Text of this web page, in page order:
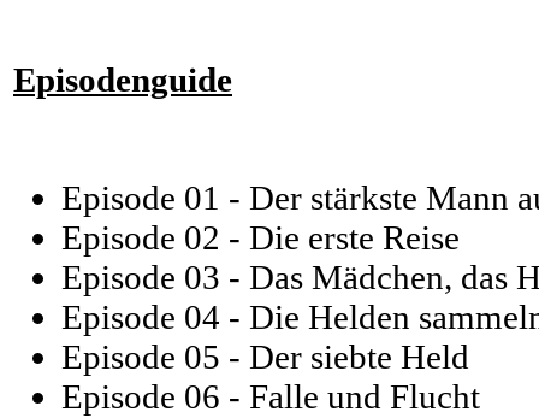
Episodenguide
Episode 01 - Der stärkste Mann
Episode 02 - Die erste Reise
Episode 03 - Das Mädchen, das
Episode 04 - Die Helden
Episode 05 - Der siebte Held
Episode 06 - Falle und Flucht